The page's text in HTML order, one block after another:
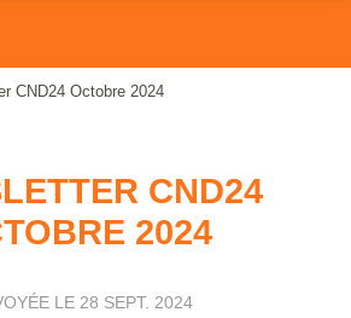
CND24 Octobre 2024
CND24
2024
LE 28 SEPT. 2024